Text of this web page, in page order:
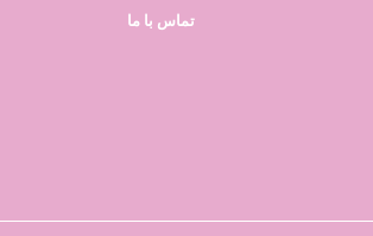
تماس با ما